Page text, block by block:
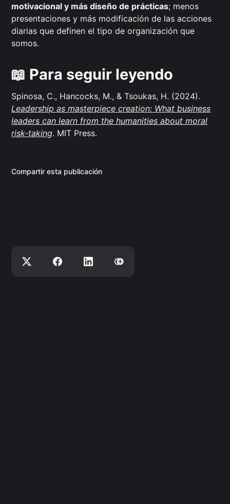
motivacional y más diseño de prácticas; menos
presentaciones y más modificación de las acciones
diarias que definen el tipo de organización que
somos.
📖 Para seguir leyendo
Spinosa, C., Hancocks, M., & Tsoukas, H. (2024).
Leadership as masterpiece creation: What business
leaders can learn from the humanities about moral
risk‑taking. MIT Press.
Compartir esta publicación